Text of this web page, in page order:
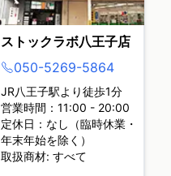
ストックラボ八王子店
050-5269-5864
JR八王子駅より徒歩1分
営業時間：11:00 - 20:00
定休日：なし（臨時休業・
年末年始を除く）
取扱商材: すべて